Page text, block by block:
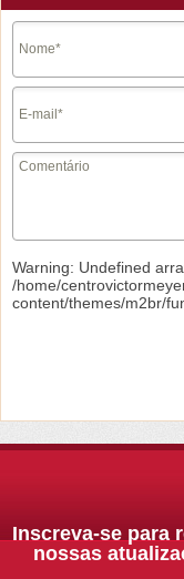
Warning: Undefined
/home/
content/themes/m2br/
Inscreva-se para
nossas